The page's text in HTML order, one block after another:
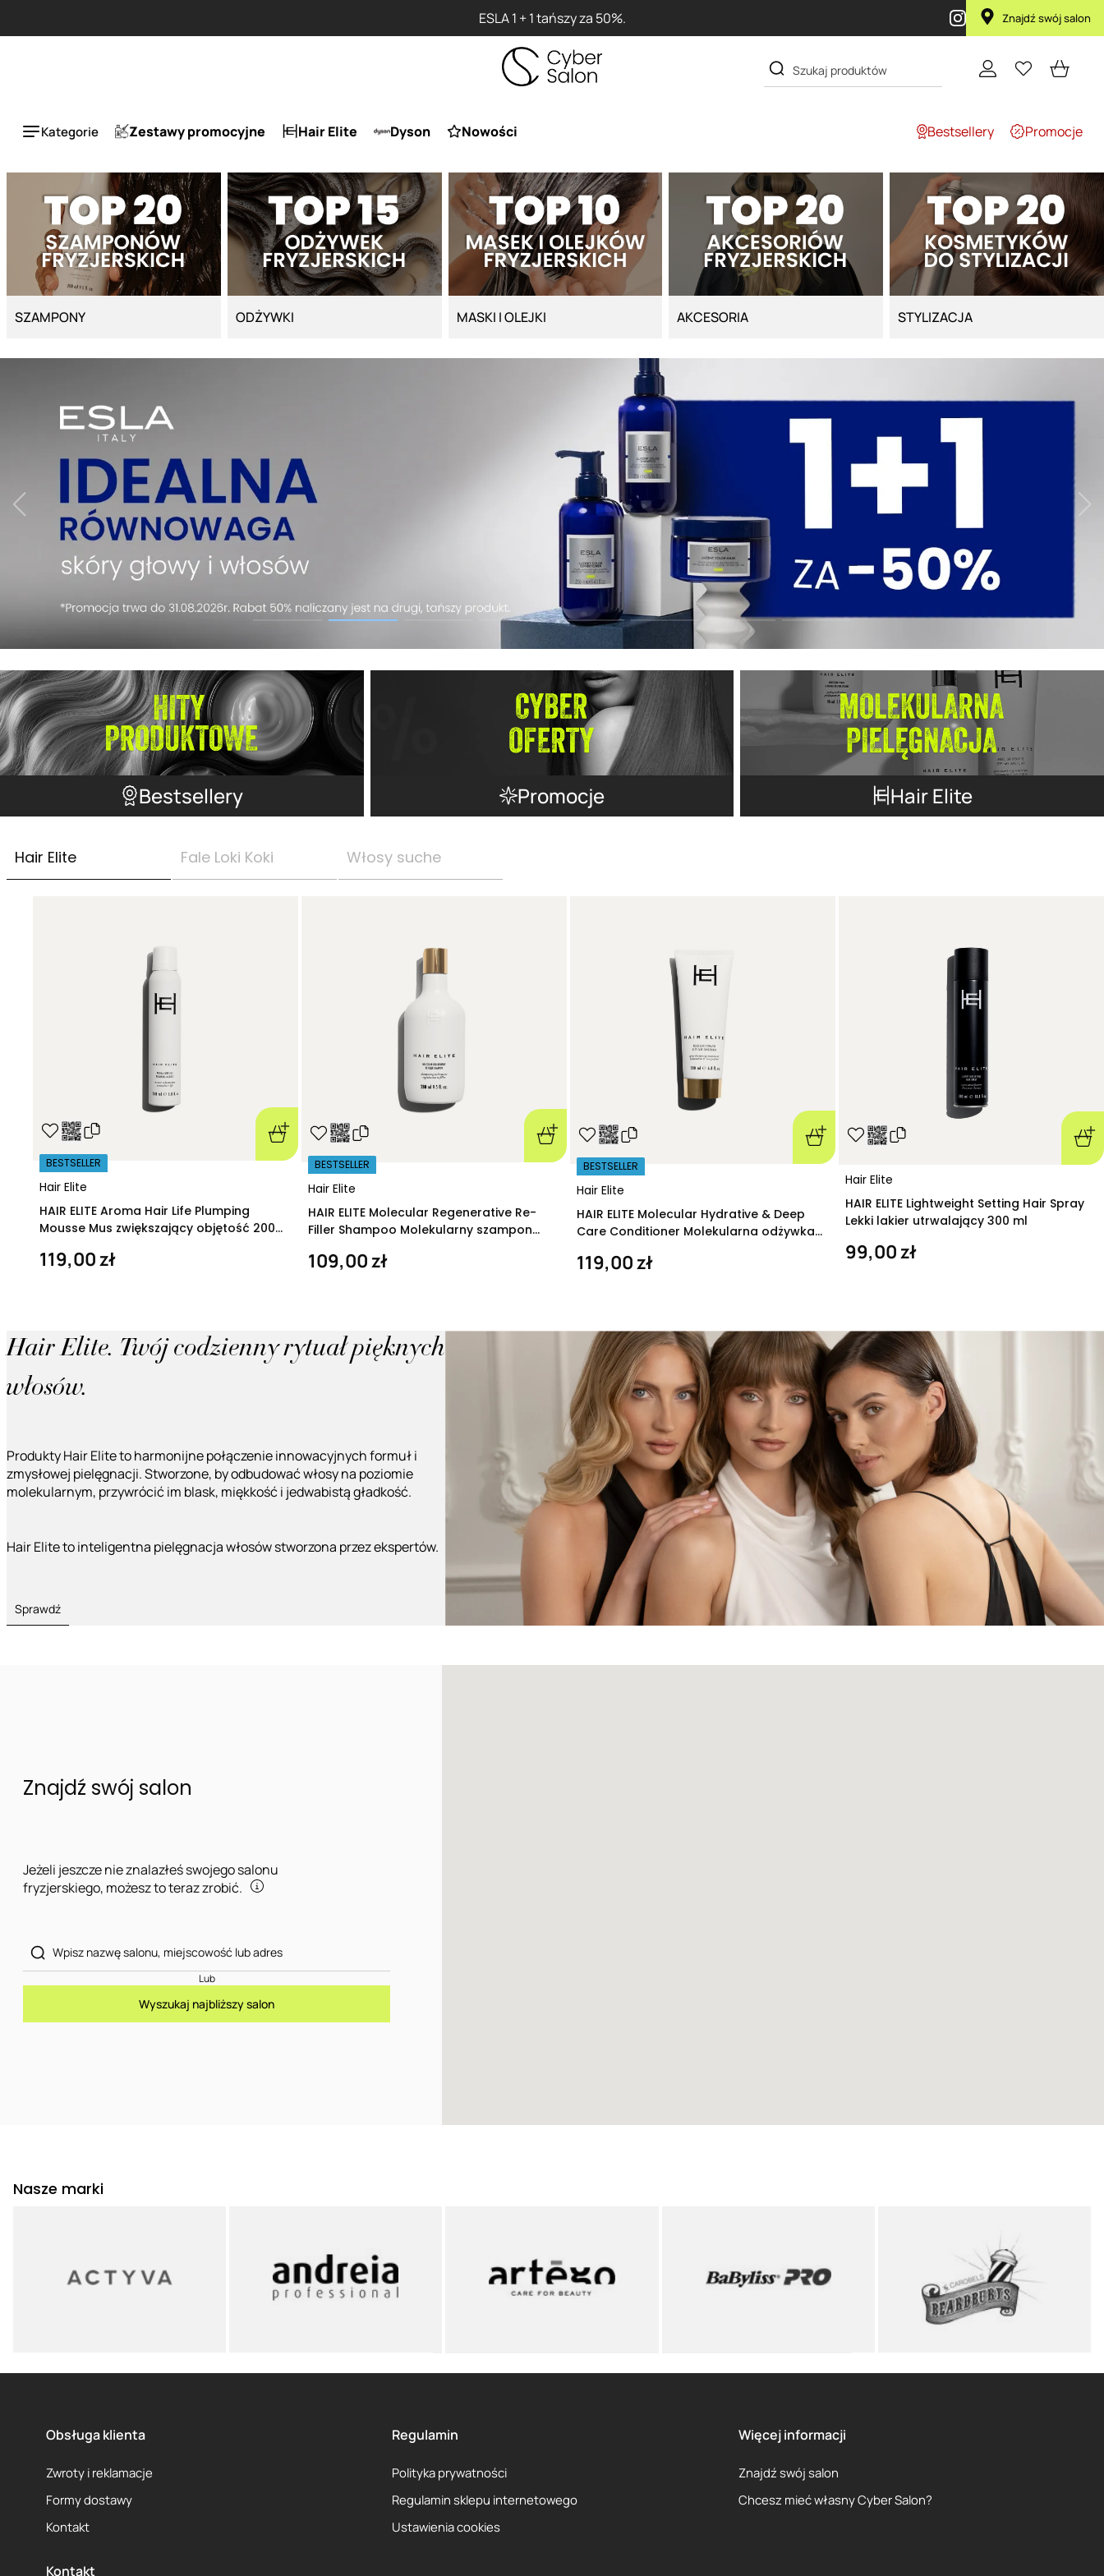
ESLA 1 + 1 tańszy za 50%. Znajdź swój salon
Kategorie Zestawy promocyjne Hair Elite Dyson Nowości Bestsellery Promocje
SZAMPONY ODŻYWKI MASKI I OLEJKI AKCESORIA STYLIZACJA
Bestsellery Promocje Hair Elite
Hair Elite Fale Loki Koki Włosy suche
Hair Elite
BESTSELLER
HAIR ELITE Aroma Hair Life Plumping
Mousse Mus zwiększający objętość 200
119,00 zł
Hair Elite
BESTSELLER
HAIR ELITE Molecular Regenerative Re-
Filler Shampoo Molekularny szampon
109,00 zł
Hair Elite
BESTSELLER
HAIR ELITE Molecular Hydrative & Deep
Care Conditioner Molekularna odżywka
119,00 zł
Hair Elite
HAIR ELITE Lightweight Setting Hair Spray
Lekki lakier utrwalający 300 ml
99,00 zł
Hair Elite. Twój codzienny rytuał pięknych
włosów.
Produkty Hair Elite to harmonijne połączenie innowacyjnych formuł i
zmysłowej pielęgnacji. Stworzone, by odbudować włosy na poziomie
molekularnym, przywrócić im blask, miękkość i jedwabistą gładkość.
Hair Elite to inteligentna pielęgnacja włosów stworzona przez ekspertów.
Sprawdź
Znajdź swój salon
Jeżeli jeszcze nie znalazłeś swojego salonu
fryzjerskiego, możesz to teraz zrobić.
Lub
Wyszukaj najbliższy salon
Nasze marki
Obsługa klienta
Zwroty i reklamacje
Formy dostawy
Kontakt
Regulamin
Polityka prywatności
Regulamin sklepu internetowego
Ustawienia cookies
Więcej informacji
Znajdź swój salon
Chcesz mieć własny Cyber Salon?
Kontakt